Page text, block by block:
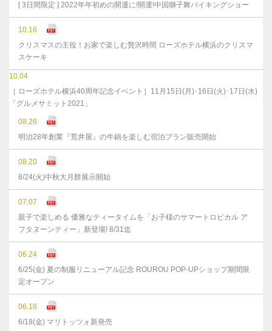
[ 3日間限定 ] 2022年年初めの開運に!開運!中国獅子舞バイキングショー
10.16
クリスマスの主役！お家で楽しむ贅沢時間 ローズホテル横浜のクリスマ
スケーキ
10.04
［ ローズホテル横浜40周年記念イベント］11月15日(月)･16日(火)･17日(水)
「グルメサミット2021」
08.26
明治28年創業『荒井屋』の牛鍋を楽しむ宿泊プラン販売開始
08.20
8/24(火)中秋大月餅展示開始
07.07
親子で楽しめる 優雅なティータイムを「お子様のサマートロピカル ア
フタヌーンティー」新登場! 8/31迄
06.24
6/25(金) 夏の制服リニューアル記念 ROUROU POP-UPショップ期間限
定オープン
06.18
6/18(金) マリトッツォ新発売